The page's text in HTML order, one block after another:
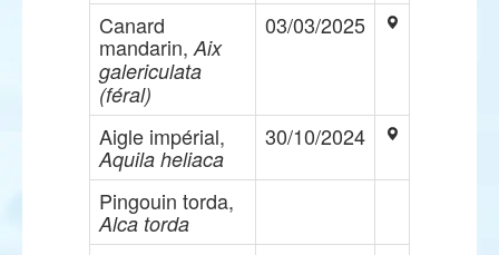
Canard
mandarin, Aix
galericulata
(féral)
03/03/2025
Aigle impérial,
Aquila heliaca
30/10/2024
Pingouin torda,
Alca torda